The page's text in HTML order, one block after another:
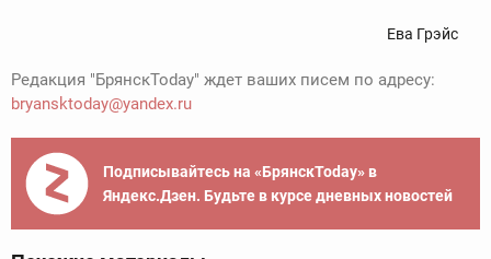
Ева Грэйс
Редакция "БрянскToday" ждет ваших писем по адресу:
bryansktoday@yandex.ru
Подписывайтесь на «БрянскToday» в
Яндекс.Дзен. Будьте в курсе дневных новостей